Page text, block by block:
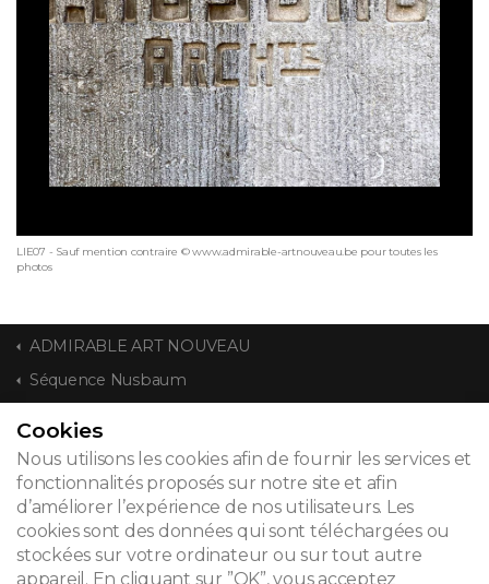
LIE07 - Sauf mention contraire © www.admirable-artnouveau.be pour toutes les
photos
ADMIRABLE ART NOUVEAU
Séquence Nusbaum
CONTACT
© 2026
Cookies
Nous utilisons les cookies afin de fournir les services et
fonctionnalités proposés sur notre site et afin
d’améliorer l’expérience de nos utilisateurs. Les
cookies sont des données qui sont téléchargées ou
stockées sur votre ordinateur ou sur tout autre
appareil. En cliquant sur ”OK”, vous acceptez